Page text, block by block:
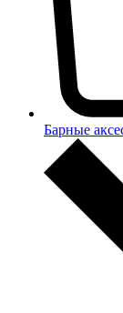
Барные